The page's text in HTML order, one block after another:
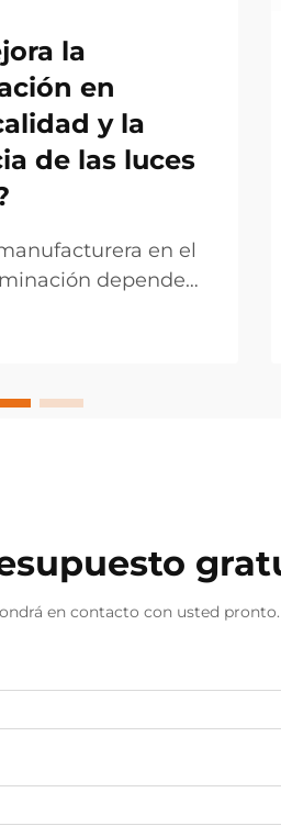
la
en
y la
de las luces
en el
depende
en fábrica que
de producto
en contacto con usted pronto.